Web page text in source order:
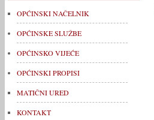
OPĆINSKI NAČELNIK
OPĆINSKE SLUŽBE
OPĆINSKO VIJEĆE
OPĆINSKI PROPISI
MATIČNI URED
KONTAKT